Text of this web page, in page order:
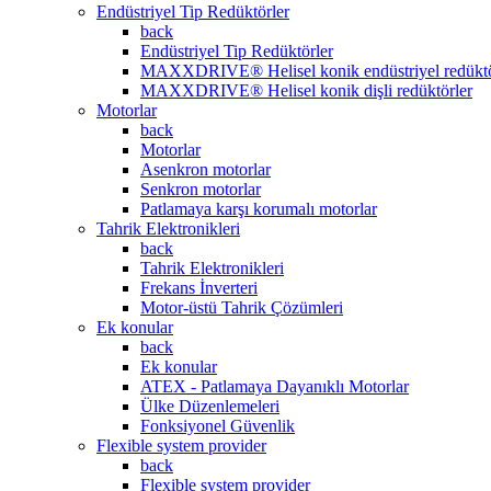
Endüstriyel Tip Redüktörler
back
Endüstriyel Tip Redüktörler
MAXXDRIVE® Helisel konik endüstriyel
MAXXDRIVE® Helisel konik dişli redüktörler
Motorlar
back
Motorlar
Asenkron motorlar
Senkron motorlar
Patlamaya karşı korumalı motorlar
Tahrik Elektronikleri
back
Tahrik Elektronikleri
Frekans İnverteri
Motor-üstü Tahrik Çözümleri
Ek konular
back
Ek konular
ATEX - Patlamaya Dayanıklı Motorlar
Ülke Düzenlemeleri
Fonksiyonel Güvenlik
Flexible system provider
back
Flexible system provider